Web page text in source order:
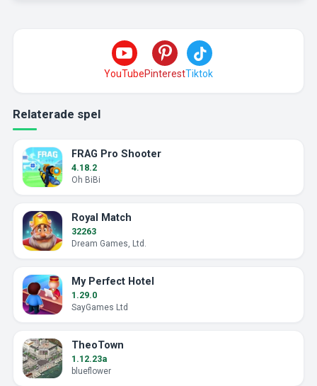
YouTubePinterestTiktok
Relaterade spel
FRAG Pro Shooter
4.18.2
Oh BiBi
Royal Match
32263
Dream Games, Ltd.
My Perfect Hotel
1.29.0
SayGames Ltd
TheoTown
1.12.23a
blueflower